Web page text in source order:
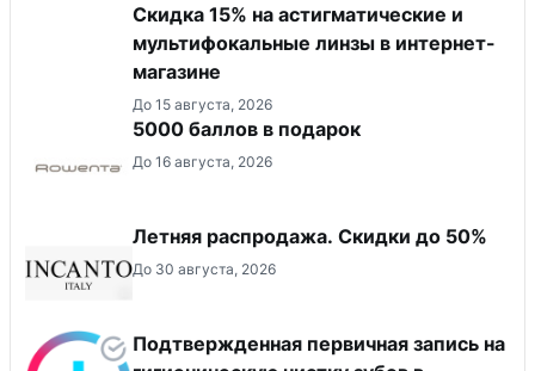
Скидка 15% на астигматические и
мультифокальные линзы в интернет-
магазине
До 15 августа, 2026
5000 баллов в подарок
До 16 августа, 2026
Летняя распродажа. Скидки до 50%
До 30 августа, 2026
Подтвержденная первичная запись на